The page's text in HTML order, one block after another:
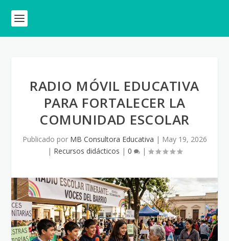
RADIO MÓVIL EDUCATIVA
PARA FORTALECER LA
COMUNIDAD ESCOLAR
Publicado por MB Consultora Educativa | May 19, 2026
| Recursos didácticos | 0 |